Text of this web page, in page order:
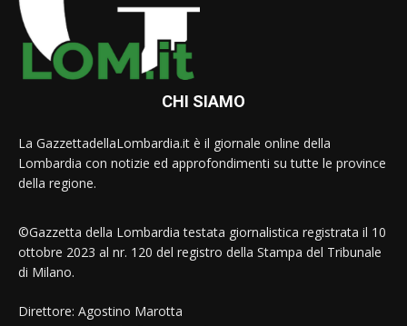
CHI SIAMO
La GazzettadellaLombardia.it è il giornale online della
Lombardia con notizie ed approfondimenti su tutte le province
della regione.
©Gazzetta della Lombardia testata giornalistica registrata il 10
ottobre 2023 al nr. 120 del registro della Stampa del Tribunale
di Milano.
Direttore: Agostino Marotta